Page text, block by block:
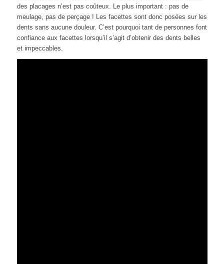
des placages n’est pas coûteux. Le plus important : pas de
meulage, pas de perçage ! Les facettes sont donc posées sur les
dents sans aucune douleur. C’est pourquoi tant de personnes font
confiance aux facettes lorsqu’il s’agit d’obtenir des dents belles
et impeccables.